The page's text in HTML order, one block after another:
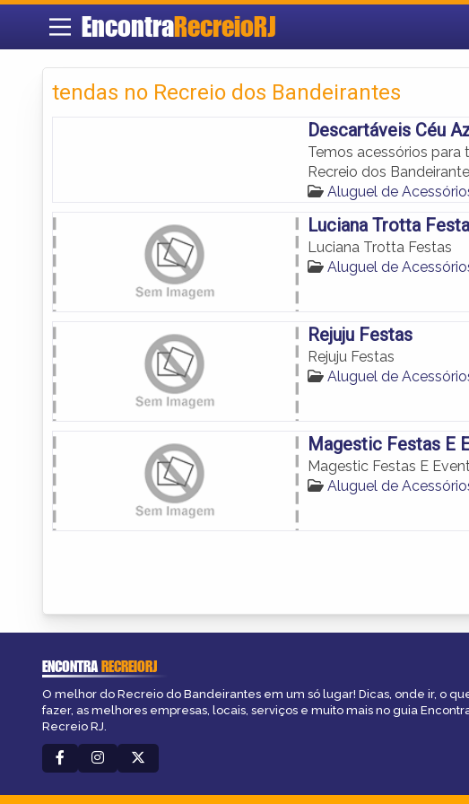
EncontraRecreioRJ
tendas no Recreio dos Bandeirantes
Descartáveis Céu
Temos acessórios
Recreio dos
Aluguel de
Luciana Trotta
Luciana Trotta Festas
Aluguel de
Rejuju Festas
Rejuju Festas
Aluguel de
Magestic Festas E
Magestic Festas E
Aluguel de
ENCONTRARECREIORJ
O melhor do Recreio do Bandeirantes em um só lugar! Dicas, onde ir, o
fazer, as melhores empresas, locais, serviços e muito mais no guia
Recreio RJ.